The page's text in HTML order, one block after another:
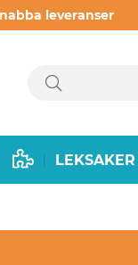
leveranser
LEKSAKER